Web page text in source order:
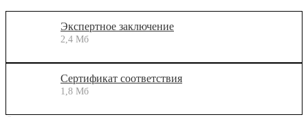
Экспертное заключение
2,4 Мб
Сертификат соответствия
1,8 Мб